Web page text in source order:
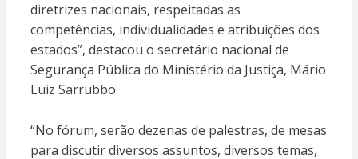
diretrizes nacionais, respeitadas as
competências, individualidades e atribuições dos
estados”, destacou o secretário nacional de
Segurança Pública do Ministério da Justiça, Mário
Luiz Sarrubbo.
“No fórum, serão dezenas de palestras, de mesas
para discutir diversos assuntos, diversos temas,